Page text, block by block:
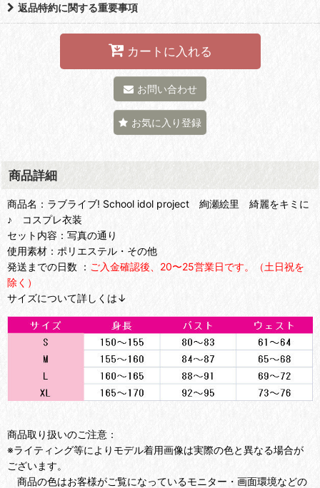
返品特約に関する重要事項
カートに入れる
お問い合わせ
お気に入り登録
商品詳細
商品名：ラブライブ! School idol project 絢瀬絵里 綺麗をキミに
♪ コスプレ衣装
セット内容：写真の通り
使用素材：ポリエステル・その他
発送までの日数 ： ご入金確認後、20〜25営業日です。（土日祝を
除く）
サイズについて詳しくは↓
商品取り扱いのご注意：
※ライティング等によりモデル着用画像は実際の色と異なる場合が
ございます。
商品の色はお客様がご覧になっているモニター・画面環境などの